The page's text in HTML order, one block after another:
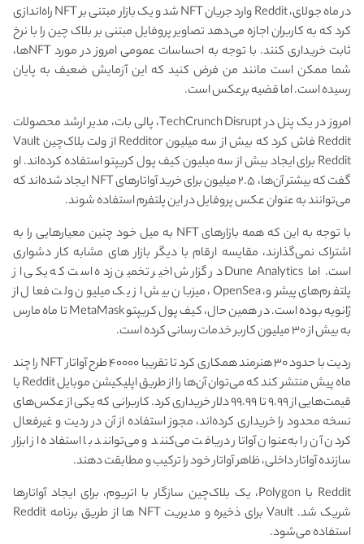
در ماه جولای، Reddit وارد جریان NFT شد و یک بازار مبتنی بر NFT راه‌اندازی
کرد که به کاربران اجازه می‌دهد تصاویر پروفایل مبتنی بر بلاک چین را با نرخ
ثابت خریداری کنند. با توجه به احساسات عمومی امروز در مورد NFTها،
شما ممکن است مانند من فرض کنید که این آزمایش ضعیف به پایان
رسیده است. اما قضیه برعکس است.
امروز در یک پنل در TechCrunch Disrupt، پالی بات، مدیر ارشد محصولات
Reddit فاش کرد که بیش از سه میلیون Redditor از ولت بلاک‌چین Vault
Reddit برای ایجاد بیش از سه میلیون کیف پول کریپتو استفاده کرده‌اند. او
گفت که بیشتر آن‌ها، ۲.۵ میلیون برای خرید آواتارهای NFT ایجاد شده‌اند که
می‌توانند به عنوان عکس پروفایل در این پلتفرم استفاده شوند.
با توجه به این که همه بازارهای NFT به میل خود چنین معیارهایی را به
اشتراک نمی‌گذارند، مقایسه ارقام با دیگر بازار های مشابه کار دشواری
است. اما Dune Analytics در گزارش اخیر تخمین زده است که یکی از
پلتفرم‌های پیشرو، OpenSea، میزبان بیش از یک میلیون ولت فعال از
ژانویه بوده است. در همین حال، کیف پول کریپتو MetaMask تا ماه مارس
به بیش از ۳۰ میلیون کاربر خدمات رسانی کرده است.
ردیت با حدود ۳۰ هنرمند همکاری کرد تا تقریبا ۴۰۰۰۰ طرح آواتار NFT را چند
ماه پیش منتشر کند که می‌توان آن‌ها را از طریق اپلیکیشن موبایل Reddit با
قیمت‌هایی از ۹.۹۹ تا ۹۹.۹۹ دلار خریداری کرد. کاربرانی که یکی از عکس‌های
نسخه محدود را خریداری کرده‌اند، مجوز استفاده از آن در ردیت و غیرفعال
کردن آن را به‌عنوان آواتار دریافت می‌کنند و می‌توانند با استفاده از ابزار
سازنده آواتار داخلی، ظاهر آواتار خود را ترکیب و مطابقت دهند.
Reddit با Polygon، یک بلاک‌چین سازگار با اتریوم، برای ایجاد آواتارها
شریک شد. Vault برای ذخیره و مدیریت NFT ها از طریق برنامه Reddit
استفاده می‌شود.